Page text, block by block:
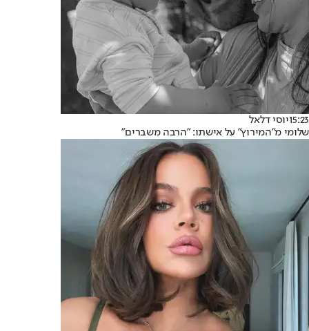
15:23יוסי דלאל
שלומי מ"המירוץ" על אישתו: "הרבה משברים"